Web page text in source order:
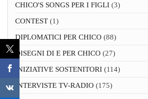
CHICO'S SONGS PER I FIGLI (3)
CONTEST (1)
DIPLOMATICI PER CHICO (88)
DISEGNI DI E PER CHICO (27)
INIZIATIVE SOSTENITORI (114)
INTERVISTE TV-RADIO (175)